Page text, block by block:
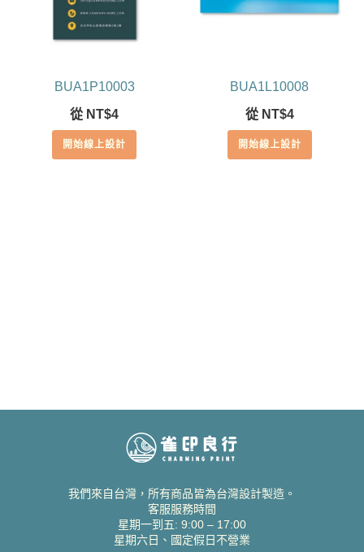
BUA1P10003
從 NT$4
開始線上設計
BUA1L10008
從 NT$4
開始線上設計
我們來自台灣，所有商品皆為台灣設計製造。
客服服務時間
星期一到五: 9:00 – 17:00
星期六日、國定假日不營業